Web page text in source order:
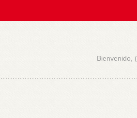
Bienvenido, (